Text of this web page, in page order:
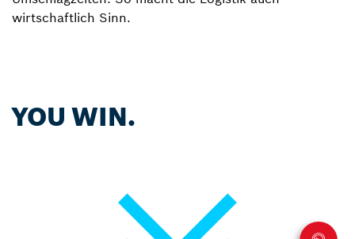
wirtschaftlich Sinn.
YOU WIN.